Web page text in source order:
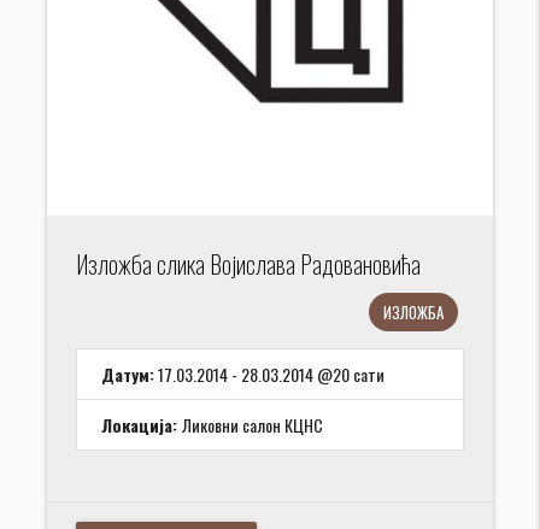
Изложба слика Војислава Радовановића
ИЗЛОЖБА
Датум:17.03.2014 - 28.03.2014 @20 сати
Локација:Ликовни салон КЦНС